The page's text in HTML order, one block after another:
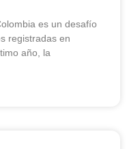
es un desafío
registradas en
año, la